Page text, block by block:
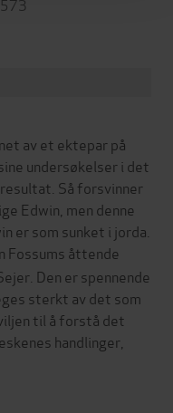
av et ektepar på
undersøkelser i det
Så forsvinner
Edwin, men denne
er som sunket i jorda.
Fossums åttende
Den er spennende
sterkt av det som
til å forstå det
handlinger,